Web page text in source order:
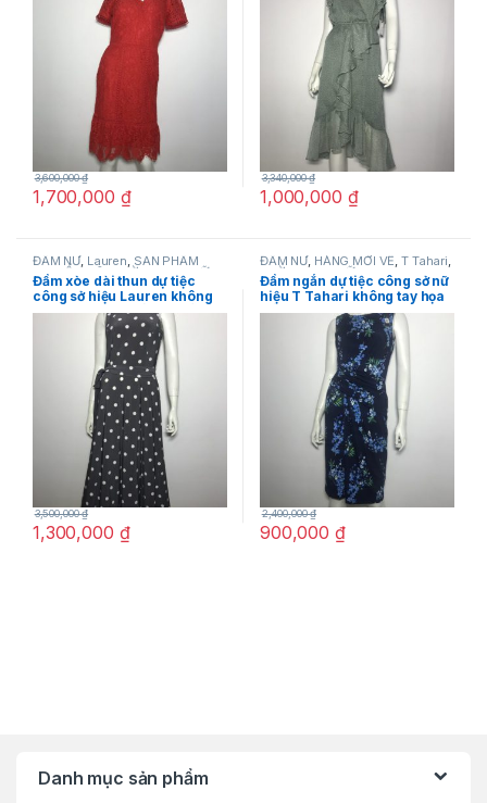
1,700,000 ₫
3,600,000₫
1,000,000 ₫
3,340,000₫
ĐẦM NỮ, Lauren SẢN PHẨM
KHUYẾN MÃI ,THỜI TRANG NỮ
Đầm xòe dài thun dự tiệc
công sở hiệu Lauren không
tay màu xám chấm bi trắng
thắt nơ eo size 4 chính hãng
1,300,000 ₫
3,500,000₫
ĐẦM NỮ, HÀNG MỚI VỀ ,T Tahari
THỜI TRANG NỮ
Đầm ngắn dự tiệc công sở nữ
hiệu T Tahari không tay họa
tiết hoa màu xanh size 2,4,6
chính hãng
900,000 ₫
2,400,000₫
Danh mục sản phẩm